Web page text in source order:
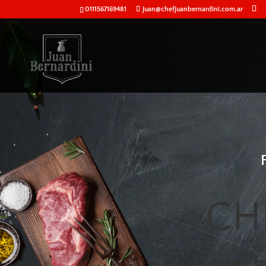
0111567169481 juan@chefjuanbernardini.com.ar